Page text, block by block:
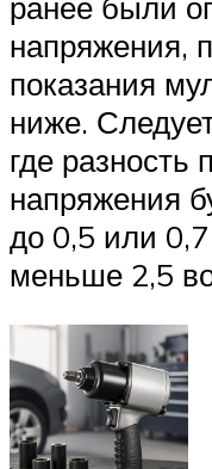
напряжения,
показания
ниже.
где разность
напряжения
до 0,5 или
меньше 2,5